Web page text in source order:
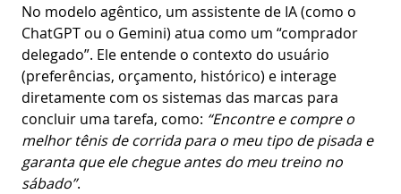
No modelo agêntico, um assistente de IA (como o
ChatGPT ou o Gemini) atua como um “comprador
delegado”. Ele entende o contexto do usuário
(preferências, orçamento, histórico) e interage
diretamente com os sistemas das marcas para
concluir uma tarefa, como: “Encontre e compre o
melhor tênis de corrida para o meu tipo de pisada e
garanta que ele chegue antes do meu treino no
sábado”.